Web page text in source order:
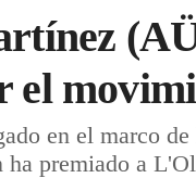
el
en el marco
premiado a